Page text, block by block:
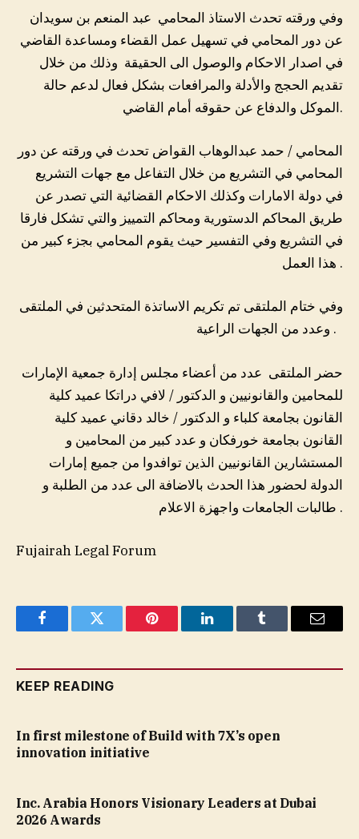
وفي ورقته تحدث الاستاذ المحامي عبد المنعم بن سويدان
عن دور المحامي في تسهيل عمل القضاء ومساعدة القاضي
في اصدار الاحكام والوصول الى الحقيقة وذلك من خلال
تقديم الحجج والأدلة والمرافعات بشكل فعال لدعم حالة
الموكل والدفاع عن حقوقه أمام القاضي.
المحامي / حمد عبدالوهاب القواض تحدث في ورقته عن دور
المحامي في التشريع من خلال التفاعل مع جهات التشريع
في دولة الامارات وكذلك الاحكام القضائية التي تصدر عن
طريق المحاكم الدستورية ومحاكم التمييز والتي تشكل فارقا
في التشريع وفي التفسير حيث يقوم المحامي بجزء كبير من
هذا العمل .
وفي ختام الملتقى تم تكريم الاساتذة المتحدثين في الملتقى
وعدد من الجهات الراعية .
حضر الملتقى عدد من أعضاء مجلس إدارة جمعية الإمارات
للمحامين والقانونيين و الدكتور / لافي دراتكا عميد كلية
القانون بجامعة كلباء و الدكتور / خالد دقاني عميد كلية
القانون بجامعة خورفكان و عدد كبير من المحامين و
المستشارين القانونيين الذين توافدوا من جميع إمارات
الدولة لحضور هذا الحدث بالاضافة الى عدد من الطلبة و
طالبات الجامعات واجهزة الاعلام .
Fujairah Legal Forum
FacebookTwitter Pinterest LinkedInTumblr Email
KEEP READING
In first milestone of Build with 7X’s open
innovation initiative
Inc. Arabia Honors Visionary Leaders at Dubai
2026 Awards